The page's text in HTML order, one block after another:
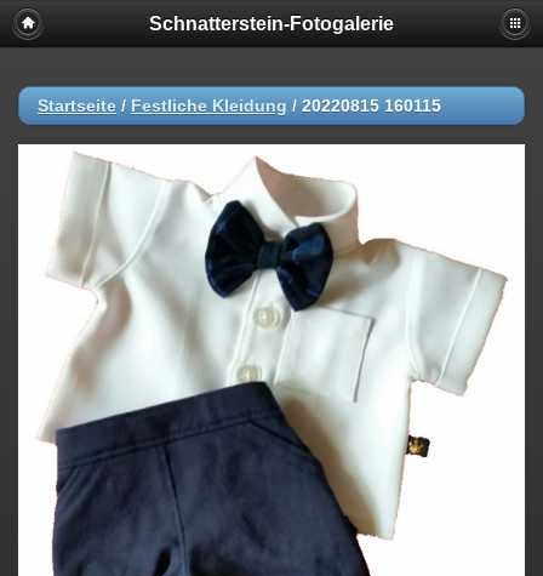
Schnatterstein-Fotogalerie
Startseite / Festliche Kleidung / 20220815 160115